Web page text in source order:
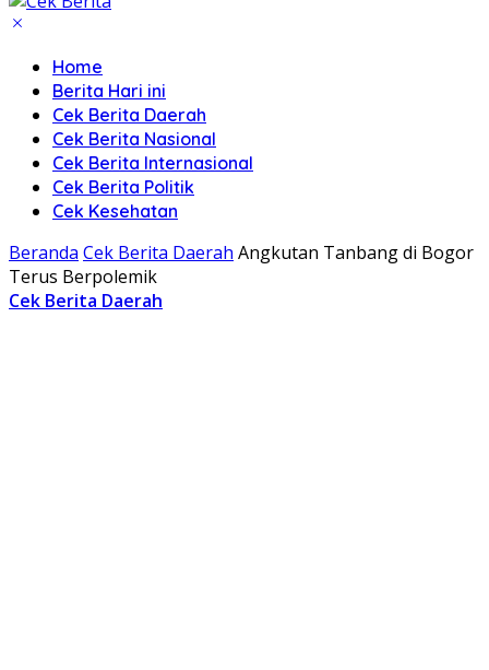
Home
Berita Hari ini
Cek Berita Daerah
Cek Berita Nasional
Cek Berita Internasional
Cek Berita Politik
Cek Kesehatan
Beranda Cek Berita Daerah Angkutan Tanbang di Bogor
Terus Berpolemik
Cek Berita Daerah